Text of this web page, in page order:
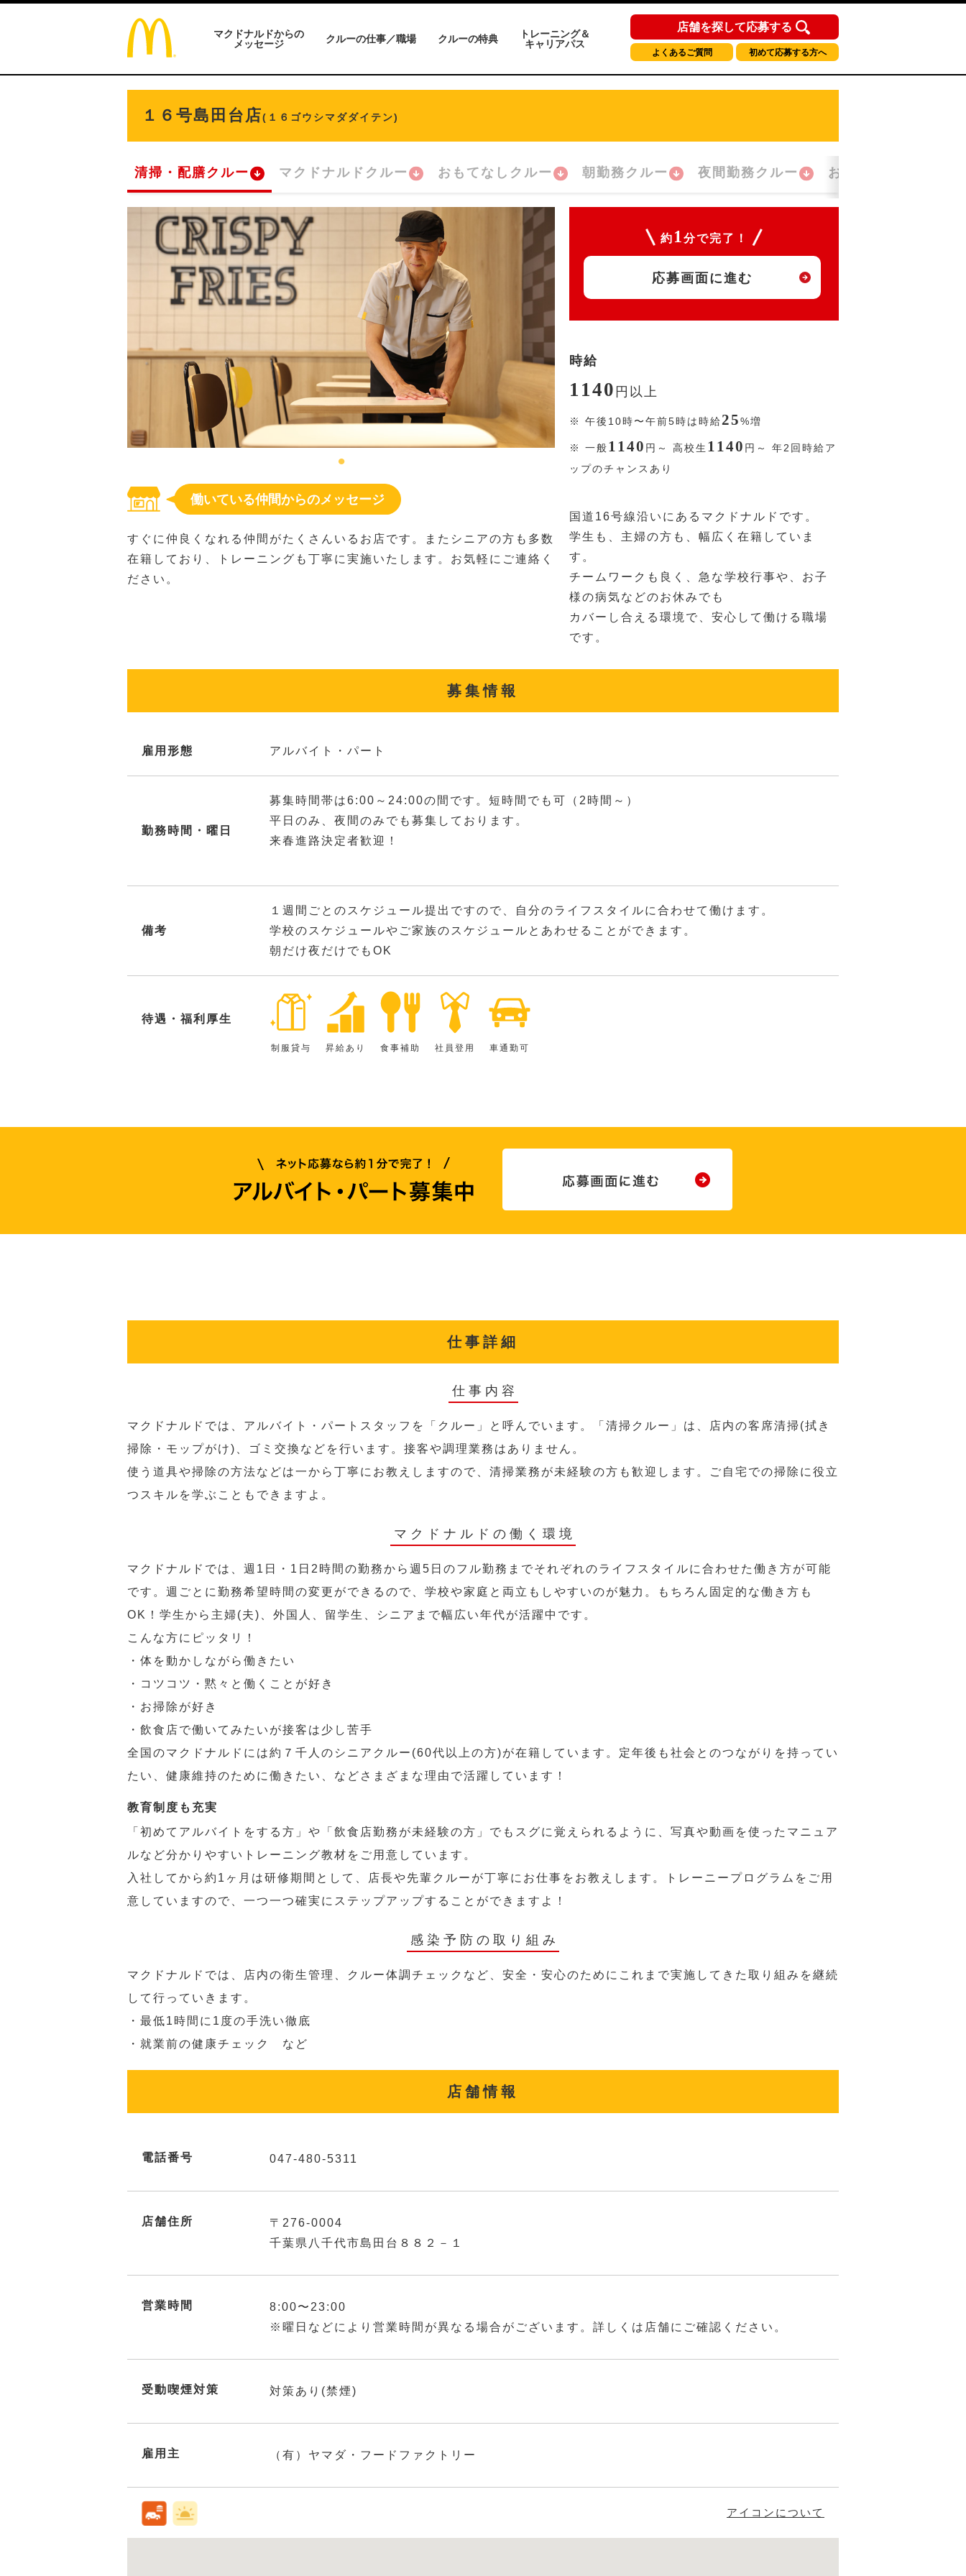
マクドナルドからの
メッセージ
クルーの仕事／職場 クルーの特典
トレーニング＆
キャリアパス
店舗を探して応募する
よくあるご質問 初めて応募する方へ
１６号島田台店(１６ゴウシマダダイテン)
清掃・配膳クルー マクドナルドクルー おもてなしクルー 朝勤務クルー 夜間勤務クルー おかえり！クルー
働いている仲間からのメッセージ
すぐに仲良くなれる仲間がたくさんいるお店です。またシニアの方も多数
在籍しており、トレーニングも丁寧に実施いたします。お気軽にご連絡く
ださい。
約 1 分で完了！
応募画面に進む
時給
1140 円 以上
※ 午後10時〜午前5時は時給25%増
※ 一般1140 円 ～ 高校生 1140 円 ～ 年2回時給ア
ップのチャンスあり
国道16号線沿いにあるマクドナルドです。
学生も、主婦の方も、幅広く在籍していま
す。
チームワークも良く、急な学校行事や、お子
様の病気などのお休みでも
カバーし合える環境で、安心して働ける職場
です。
募集情報
雇用形態 アルバイト・パート
勤務時間・曜日
募集時間帯は6:00～24:00の間です。短時間でも可（2時間～）
平日のみ、夜間のみでも募集しております。
来春進路決定者歓迎！
備考
１週間ごとのスケジュール提出ですので、自分のライフスタイルに合わせて働けます。
学校のスケジュールやご家族のスケジュールとあわせることができます。
朝だけ夜だけでもOK
待遇・福利厚生
制服貸与 昇給あり 食事補助 社員登用 車通勤可
仕事詳細
仕事内容
マクドナルドでは、アルバイト・パートスタッフを「クルー」と呼んでいます。「清掃クルー」は、店内の客席清掃(拭き
掃除・モップがけ)、ゴミ交換などを行います。接客や調理業務はありません。
使う道具や掃除の方法などは一から丁寧にお教えしますので、清掃業務が未経験の方も歓迎します。ご自宅での掃除に役立
つスキルを学ぶこともできますよ。
マクドナルドの働く環境
マクドナルドでは、週1日・1日2時間の勤務から週5日のフル勤務までそれぞれのライフスタイルに合わせた働き方が可能
です。週ごとに勤務希望時間の変更ができるので、学校や家庭と両立もしやすいのが魅力。もちろん固定的な働き方も
OK！学生から主婦(夫)、外国人、留学生、シニアまで幅広い年代が活躍中です。
こんな方にピッタリ！
・体を動かしながら働きたい
・コツコツ・黙々と働くことが好き
・お掃除が好き
・飲食店で働いてみたいが接客は少し苦手
全国のマクドナルドには約７千人のシニアクルー(60代以上の方)が在籍しています。定年後も社会とのつながりを持ってい
たい、健康維持のために働きたい、などさまざまな理由で活躍しています！
教育制度も充実
「初めてアルバイトをする方」や「飲食店勤務が未経験の方」でもスグに覚えられるように、写真や動画を使ったマニュア
ルなど分かりやすいトレーニング教材をご用意しています。
入社してから約1ヶ月は研修期間として、店長や先輩クルーが丁寧にお仕事をお教えします。トレーニープログラムをご用
意していますので、一つ一つ確実にステップアップすることができますよ！
感染予防の取り組み
マクドナルドでは、店内の衛生管理、クルー体調チェックなど、安全・安心のためにこれまで実施してきた取り組みを継続
して行っていきます。
・最低1時間に1度の手洗い徹底
・就業前の健康チェック など
店舗情報
電話番号 047-480-5311
店舗住所
〒276-0004
千葉県八千代市島田台８８２－１
営業時間
8:00〜23:00
※曜日などにより営業時間が異なる場合がございます。詳しくは店舗にご確認ください。
受動喫煙対策 対策あり(禁煙)
雇用主 （有）ヤマダ・フードファクトリー
アイコンについて